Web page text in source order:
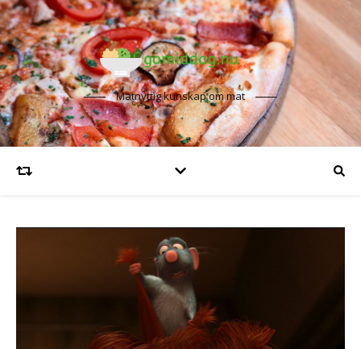
Matnyttig kunskap om mat